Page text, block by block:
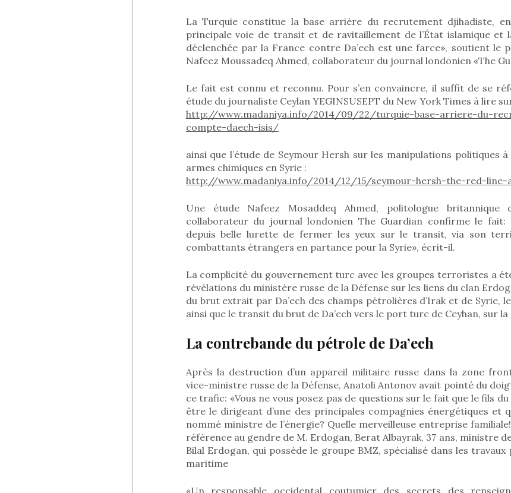
La Turquie constitue la base arrière du recrutement djihadiste,
principale voie de transit et de ravitaillement de l’État islamique et
déclenchée par la France contre Da’ech est une farce», soutient le
Nafeez Moussadeq Ahmed, collaborateur du journal londonien «The
Le fait est connu et reconnu. Pour s’en convaincre, il suffit de se
étude du journaliste Ceylan YEGINSUSEPT du New York Times à lire
http://www.madaniya.info/2014/09/22/turquie-base-arriere-du-
compte-daech-isis/
ainsi que l’étude de Seymour Hersh sur les manipulations politiques à
armes chimiques en Syrie :
http://www.madaniya.info/2014/12/15/seymour-hersh-the-red-
Une étude Nafeez Mosaddeq Ahmed, politologue britannique
collaborateur du journal londonien The Guardian confirme le fait:
depuis belle lurette de fermer les yeux sur le transit, via son
combattants étrangers en partance pour la Syrie», écrit-il.
La complicité du gouvernement turc avec les groupes terroristes a
révélations du ministère russe de la Défense sur les liens du clan
du brut extrait par Da’ech des champs pétrolières d’Irak et de Syrie,
ainsi que le transit du brut de Da’ech vers le port turc de Ceyhan, sur
La contrebande du pétrole de Da’ech
Après la destruction d’un appareil militaire russe dans la zone
vice-ministre russe de la Défense, Anatoli Antonov avait pointé du
ce trafic: «Vous ne vous posez pas de questions sur le fait que le fils
être le dirigeant d’une des principales compagnies énergétiques et
nommé ministre de l’énergie? Quelle merveilleuse entreprise
référence au gendre de M. Erdogan, Berat Albayrak, 37 ans, ministre
Bilal Erdogan, qui possède le groupe BMZ, spécialisé dans les
maritime
«Un responsable occidental coutumier des secrets des